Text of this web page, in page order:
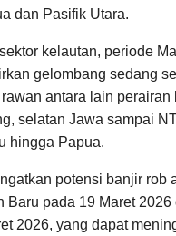
dan Pasifik Utara.
kelautan, periode
gelombang sedang
antara lain perairan
selatan Jawa sampai
hingga Papua.
potensi banjir rob
Baru pada 19 Maret 2026
2026, yang dapat